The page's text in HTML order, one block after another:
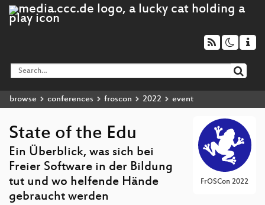
browse conferences froscon 2022 event
FrOSCon 2022
State of the Edu
Ein Überblick, was sich bei
Freier Software in der Bildung
tut und wo helfende Hände
gebraucht werden